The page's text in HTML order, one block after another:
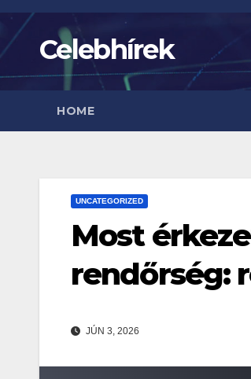
Skip
content Celebhírek
HOME
UNCATEGORIZED
Most
rendőrség:
JÚN 3, 2026